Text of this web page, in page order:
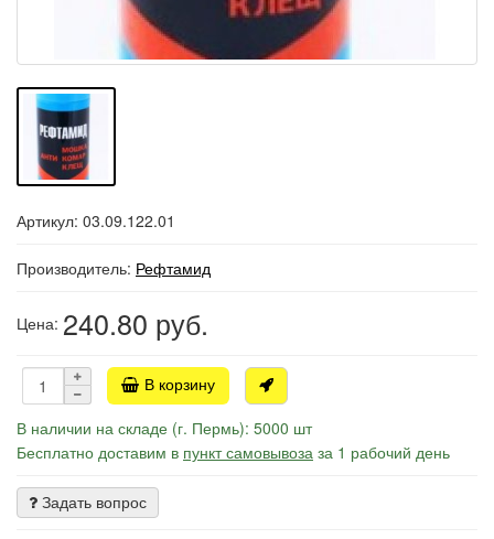
Артикул: 03.09.122.01
Производитель: Рефтамид
Цена: 240.80 руб.
В корзину
В наличии на складе (г. Пермь): 5000 шт
Бесплатно доставим в пункт самовывоза за 1 рабочий день
Задать вопрос